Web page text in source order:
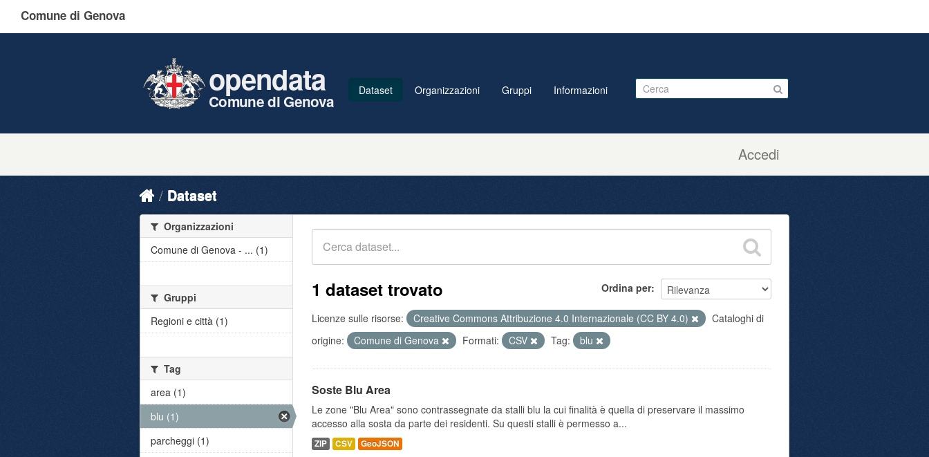
Comune di Genova
Accedi
opendata
Comune di Genova
Dataset Organizzazioni Gruppi Informazioni
Dataset
Ordina per
1 dataset trovato
Licenze sulle risorse: Creative Commons Attribuzione 4.0 Internazionale (CC BY 4.0)
Cataloghi di
origine:
Comune di Genova Formati: CSV Tag: blu
Soste Blu Area
Le zone "Blu Area" sono contrassegnate da stalli blu la cui finalità è quella di preservare il massimo
accesso alla sosta da parte dei residenti. Su questi stalli è permesso a...
ZIP CSV GeoJSON
Organizzazioni
Comune di Genova - ... (1)
Gruppi
Regioni e città (1)
Tag
area (1)
blu (1)
parcheggi (1)